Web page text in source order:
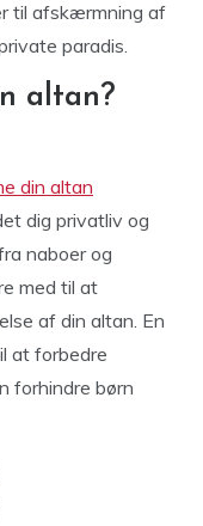
til afskærmning af
paradis.
altan?
din altan
dig privatliv og
naboer og
med til at
af din altan. En
at forbedre
forhindre børn